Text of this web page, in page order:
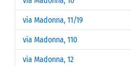
via Madonna, 11/19
via Madonna, 110
via Madonna, 12